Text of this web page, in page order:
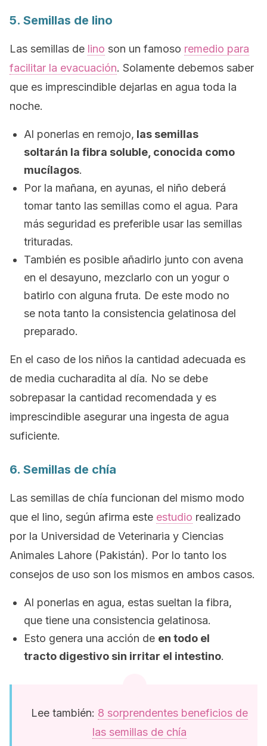
5. Semillas de lino
Las semillas de lino son un famoso remedio para
facilitar la evacuación. Solamente debemos saber
que es imprescindible dejarlas en agua toda la
noche.
Al ponerlas en remojo, las semillas
soltarán la fibra soluble, conocida como
mucílagos.
Por la mañana, en ayunas, el niño deberá
tomar tanto las semillas como el agua. Para
más seguridad es preferible usar las semillas
trituradas.
También es posible añadirlo junto con avena
en el desayuno, mezclarlo con un yogur o
batirlo con alguna fruta. De este modo no
se nota tanto la consistencia gelatinosa del
preparado.
En el caso de los niños la cantidad adecuada es
de media cucharadita al día. No se debe
sobrepasar la cantidad recomendada y es
imprescindible asegurar una ingesta de agua
suficiente.
6. Semillas de chía
Las semillas de chía funcionan del mismo modo
que el lino, según afirma este estudio realizado
por la Universidad de Veterinaria y Ciencias
Animales Lahore (Pakistán). Por lo tanto los
consejos de uso son los mismos en ambos casos.
Al ponerlas en agua, estas sueltan la fibra,
que tiene una consistencia gelatinosa.
Esto genera una acción de en todo el
tracto digestivo sin irritar el intestino.
Lee también: 8 sorprendentes beneficios de
las semillas de chía